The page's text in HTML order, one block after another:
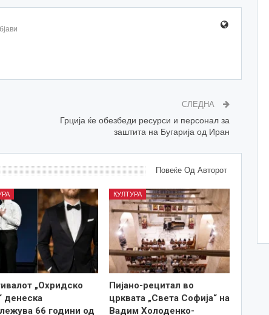
СЛЕДНА
Грција ќе обезбеди ресурси и персонал за
заштита на Бугарија од Иран
Повеќе Од Авторот
„Охридско
денеска
66 години од
КУЛТУРА
Пијано-рецитал во
црквата „Света Софија“ на
Вадим Холоденко-